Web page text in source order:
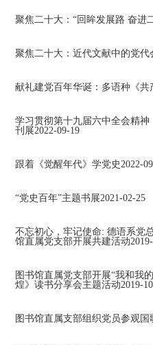
聚焦二十大：“回眸发展路 奋进
聚焦二十大：近代文献中的党代
献礼建党百年华诞：多语种《共
学习贯彻第十九届六中全会精神
刊展2022-09-19
跟着《觉醒年代》学党史 2022-
“党史百年”主题书展2021-02-25
不忘初心，牢记使命: 德语系党
馆直属党支部开展共建活动
图书馆直属党支部开展“我和我
煌》读书分享会主题活动2019-
图书馆直属支部组织党员参观